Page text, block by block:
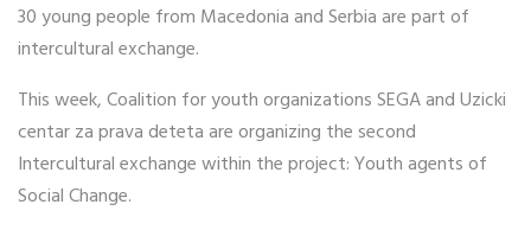
30 young people from Macedonia and Serbia are part of
intercultural exchange.
This week, Coalition for youth organizations SEGA and Uzicki
centar za prava deteta are organizing the second
Intercultural exchange within the project: Youth agents of
Social Change.